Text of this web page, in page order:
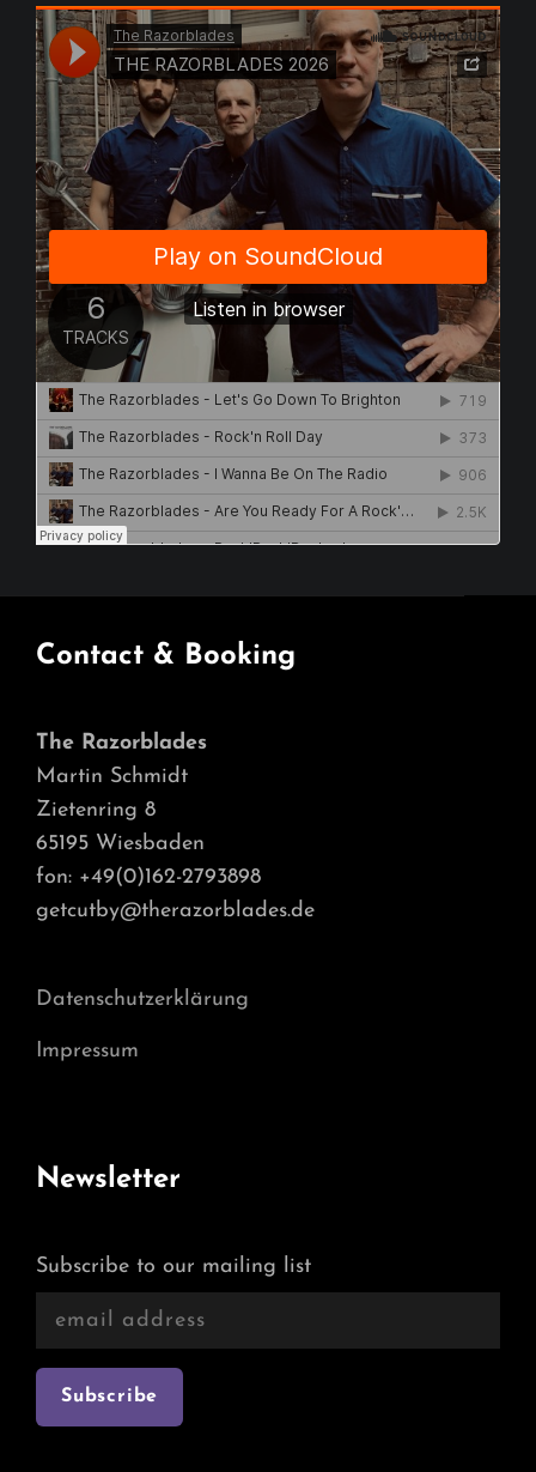
Contact & Booking
The Razorblades
Martin Schmidt
Zietenring 8
65195 Wiesbaden
fon: +49(0)162-2793898
getcutby@therazorblades.de
Datenschutzerklärung
Impressum
Newsletter
Subscribe to our mailing list